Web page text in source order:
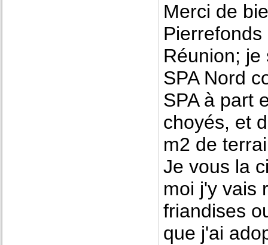
Merci de
Réunion; je
SPA Nord
SPA à part
choyés, et
m2 de
Je vous la
moi j'y vais
friandises
que j'ai